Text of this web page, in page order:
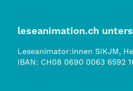
leseanimation.ch
Leseanimator:innen SIKJM,
IBAN: CH08 0690 0063 6592